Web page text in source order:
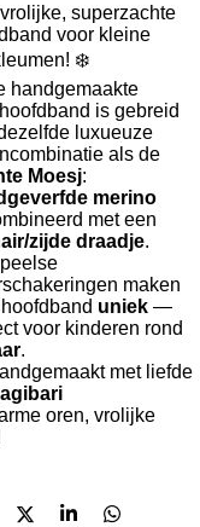
superzachte
voor kleine
❄️
handgemaakte
is gebreid
luxueuze
als de
Moesj:
merino
met een
zijde draadje.
maken
uniek —
voor kinderen rond
.
met liefde
oren, vrolijke
D S D